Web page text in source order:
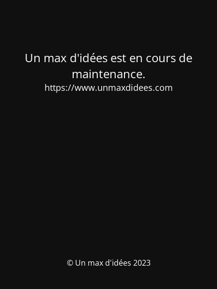
Un max d'idées est en cours de
maintenance.
https://www.unmaxdidees.com
© Un max d'idées 2023